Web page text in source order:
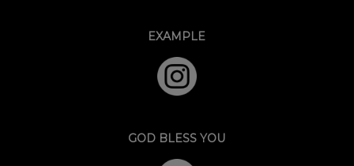
EXAMPLE
GOD BLESS YOU